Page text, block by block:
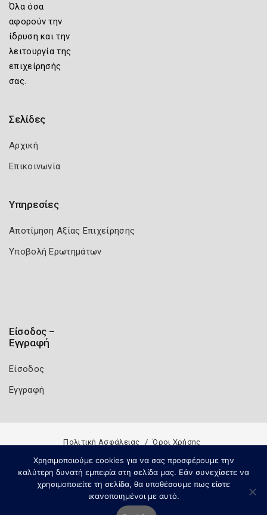
Όλα όσα
αφορούν την
ίδρυση και την
λειτουργία της
επιχείρησής
σας.
Σελίδες
Αρχική
Επικοινωνία
Υπηρεσίες
Αποτίμηση Αξίας Επιχείρησης
Υποβολή Ερωτημάτων
Είσοδος –
Εγγραφή
Είσοδος
Εγγραφή
Πολιτική Ασφάλειας Όροι Χρήσης
Χρησιμοποιούμε cookies για να σας προσφέρουμε την
καλύτερη δυνατή εμπειρία στη σελίδα μας. Εάν συνεχίσετε να
χρησιμοποιείτε τη σελίδα, θα υποθέσουμε πως είστε
ικανοποιημένοι με αυτό.
Copyright 2026 Knowledge A.E.